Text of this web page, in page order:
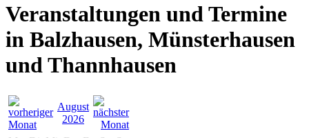
Veranstaltungen und Termine
in Balzhausen, Münsterhausen
und Thannhausen
August
2026